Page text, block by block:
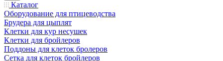
Каталог
Оборудование для птицеводства
Брудера для цыплят
Клетки для кур несушек
Клетки для бройлеров
Поддоны для клеток бролеров
Сетка для клеток бройлеров